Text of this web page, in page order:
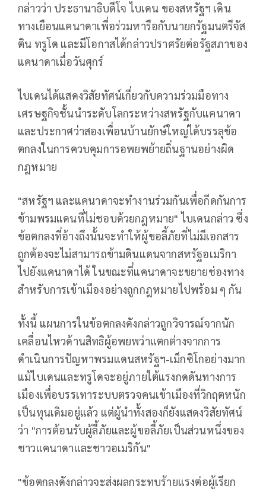
กล่าวว่า ประธานาธิบดีโจ ไบเดน ของสหรัฐฯ เดิน
ทางเยือนแคนาดาเพื่อร่วมหารือกับนายกรัฐมนตรีจัส
ติน ทรูโด และมีโอกาสได้กล่าวปราศรัยต่อรัฐสภาของ
แคนาดาเมื่อวันศุกร์
ไบเดนได้แสดงวิสัยทัศน์เกี่ยวกับความร่วมมือทาง
เศรษฐกิจชั้นนำระดับโลกระหว่างสหรัฐกับแคนาดา
และประกาศว่าสองเพื่อนบ้านยักษ์ใหญ่ได้บรรลุข้อ
ตกลงในการควบคุมการอพยพย้ายถิ่นฐานอย่างผิด
กฎหมาย
"สหรัฐฯ และแคนาดาจะทำงานร่วมกันเพื่อกีดกันการ
ข้ามพรมแดนที่ไม่ชอบด้วยกฎหมาย" ไบเดนกล่าว ซึ่ง
ข้อตกลงที่อ้างถึงนั้นจะทำให้ผู้ขอลี้ภัยที่ไม่มีเอกสาร
ถูกต้องจะไม่สามารถข้ามดินแดนจากสหรัฐอเมริกา
ไปยังแคนาดาได้ ในขณะที่แคนาดาจะขยายช่องทาง
สำหรับการเข้าเมืองอย่างถูกกฎหมายไปพร้อม ๆ กัน
ทั้งนี้ แผนการในข้อตกลงดังกล่าวถูกวิจารณ์จากนัก
เคลื่อนไหวด้านสิทธิผู้อพยพว่าแตกต่างจากการ
ดำเนินการปัญหาพรมแดนสหรัฐฯ-เม็กซิโกอย่างมาก
แม้ไบเดนและทรูโดจะอยู่ภายใต้แรงกดดันทางการ
เมืองเพื่อบรรเทาระบบตรวจคนเข้าเมืองที่วิกฤตหนัก
เป็นทุนเดิมอยู่แล้ว แต่ผู้นำทั้งสองก็ยังแสดงวิสัยทัศน์
ว่า "การต้อนรับผู้ลี้ภัยและผู้ขอลี้ภัยเป็นส่วนหนึ่งของ
ชาวแคนาดาและชาวอเมริกัน"
"ข้อตกลงดังกล่าวจะส่งผลกระทบร้ายแรงต่อผู้เรียก